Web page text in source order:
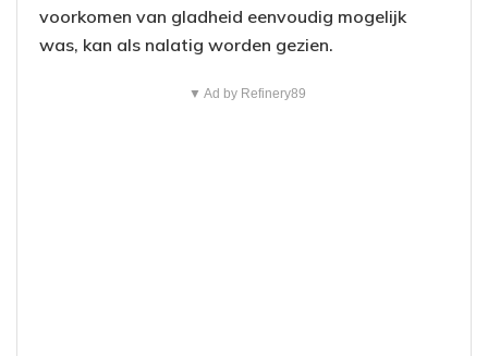
voorkomen van gladheid eenvoudig mogelijk
was, kan als nalatig worden gezien.
▼ Ad by Refinery89